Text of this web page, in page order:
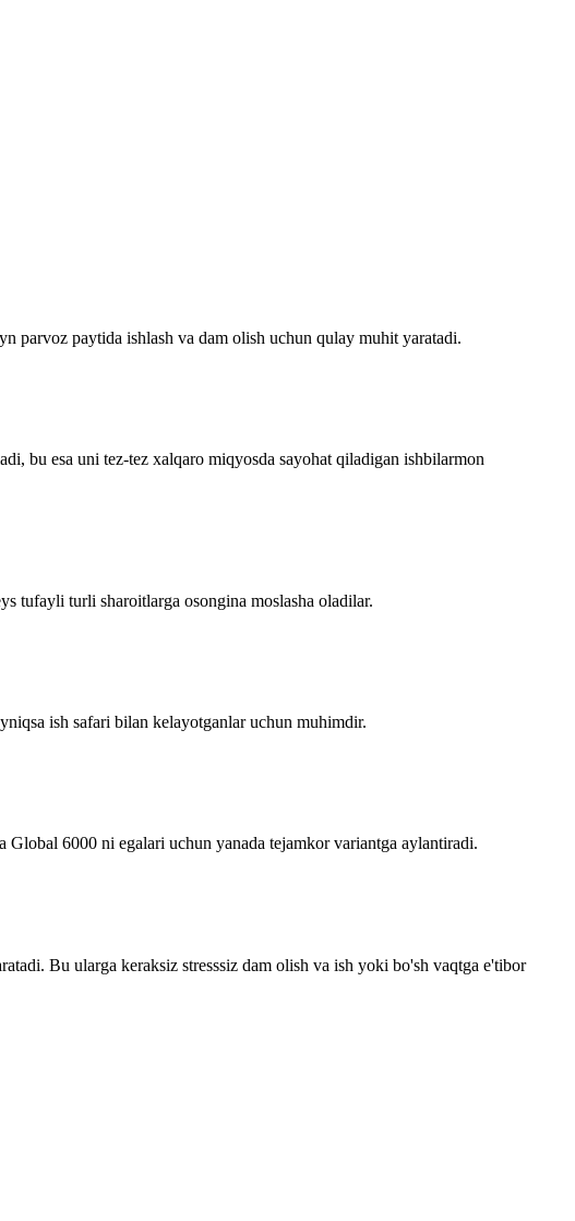
parvoz paytida ishlash va dam olish uchun qulay muhit yaratadi.
bu esa uni tez-tez xalqaro miqyosda sayohat qiladigan ishbilarmon
tufayli turli sharoitlarga osongina moslasha oladilar.
ish safari bilan kelayotganlar uchun muhimdir.
6000 ni egalari uchun yanada tejamkor variantga aylantiradi.
Bu ularga keraksiz stresssiz dam olish va ish yoki bo'sh vaqtga e'tibor